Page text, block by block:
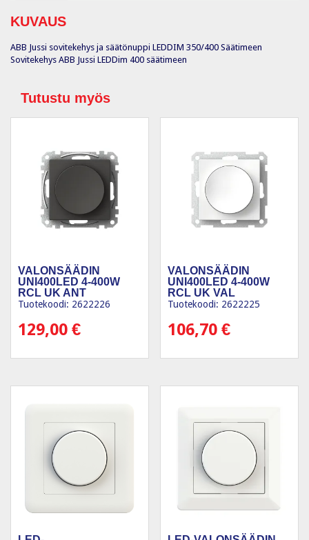
KUVAUS
ABB Jussi sovitekehys ja säätönuppi LEDDIM 350/400 Säätimeen
Sovitekehys ABB Jussi LEDDim 400 säätimeen
Tutustu myös
VALONSÄÄDIN
UNI400LED 4-400W
RCL UK ANT
Tuotekoodi: 2622226
129,00 €
VALONSÄÄDIN
UNI400LED 4-400W
RCL UK VAL
Tuotekoodi: 2622225
106,70€